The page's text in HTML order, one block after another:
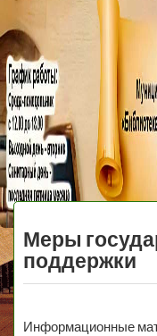
МБУ
Меры
поддержки
Информационные